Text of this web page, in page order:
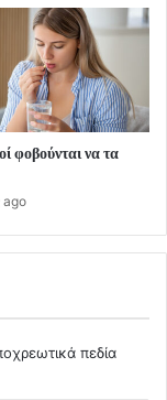
φοβούνται να τα
ago
πεδία